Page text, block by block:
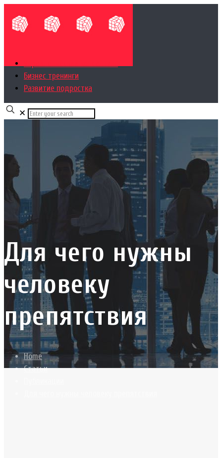
Бизнес тренинги
Развитие подростка
✕
Для чего нужны
человеку
препятствия
Home
Статьи